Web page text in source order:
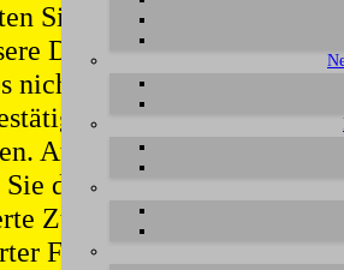
Sie, dass einige
Datenschutzerklärung
nicht erfolgt, wird dieser
sind Sie auch mit
Auch unabhängig von
durch die weitere
Zugriffsdaten gemäß
Form gespeichert und